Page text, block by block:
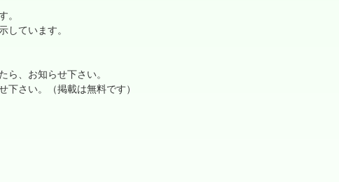
。
しています。
、お知らせ下さい。
さい。（掲載は無料です）